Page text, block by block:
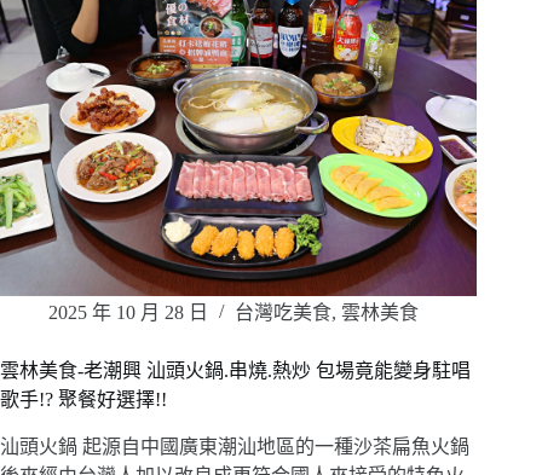
2025 年 10 月 28 日 台灣吃美食, 雲林美食
雲林美食-老潮興 汕頭火鍋.串燒.熱炒 包場竟能變身駐唱
歌手!? 聚餐好選擇!!
汕頭火鍋 起源自中國廣東潮汕地區的一種沙茶扁魚火鍋